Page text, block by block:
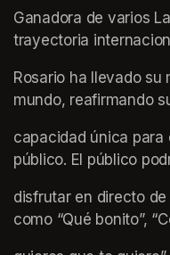
Ganadora de varios
trayectoria
Rosario ha llevado su
mundo, reafirmando
capacidad única para
público. El público
disfrutar en directo
como “Qué bonito”,